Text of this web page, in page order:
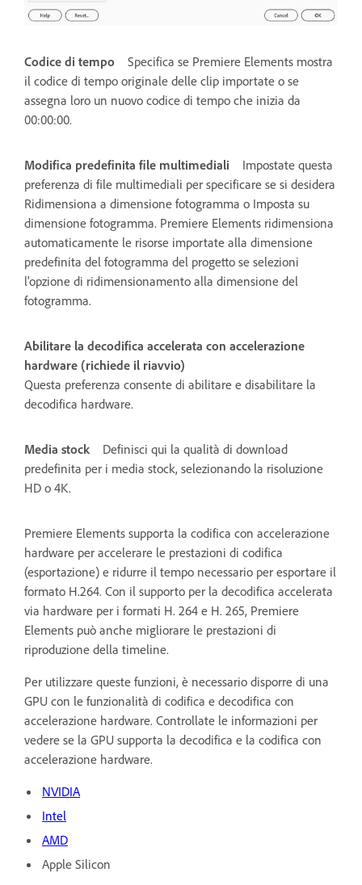
Codice di tempo
Specifica se Premiere Elements mostra
il codice di tempo originale delle clip importate o se
assegna loro un nuovo codice di tempo che inizia da
00:00:00.
Modifica predefinita file multimediali
Impostate questa
preferenza di file multimediali per specificare se si desidera
Ridimensiona a dimensione fotogramma o Imposta su
dimensione fotogramma. Premiere Elements ridimensiona
automaticamente le risorse importate alla dimensione
predefinita del fotogramma del progetto se selezioni
l'opzione di ridimensionamento alla dimensione del
fotogramma.
Abilitare la decodifica accelerata con accelerazione
hardware (richiede il riavvio)
Questa preferenza consente di abilitare e disabilitare la
decodifica hardware.
Media stock
Definisci qui la qualità di download
predefinita per i media stock, selezionando la risoluzione
HD o 4K.
Premiere Elements supporta la codifica con accelerazione
hardware per accelerare le prestazioni di codifica
(esportazione) e ridurre il tempo necessario per esportare il
formato H.264. Con il supporto per la decodifica accelerata
via hardware per i formati H. 264 e H. 265, Premiere
Elements può anche migliorare le prestazioni di
riproduzione della timeline.
Per utilizzare queste funzioni, è necessario disporre di una
GPU con le funzionalità di codifica e decodifica con
accelerazione hardware. Controllate le informazioni per
vedere se la GPU supporta la decodifica e la codifica con
accelerazione hardware.
NVIDIA
Intel
AMD
Apple Silicon